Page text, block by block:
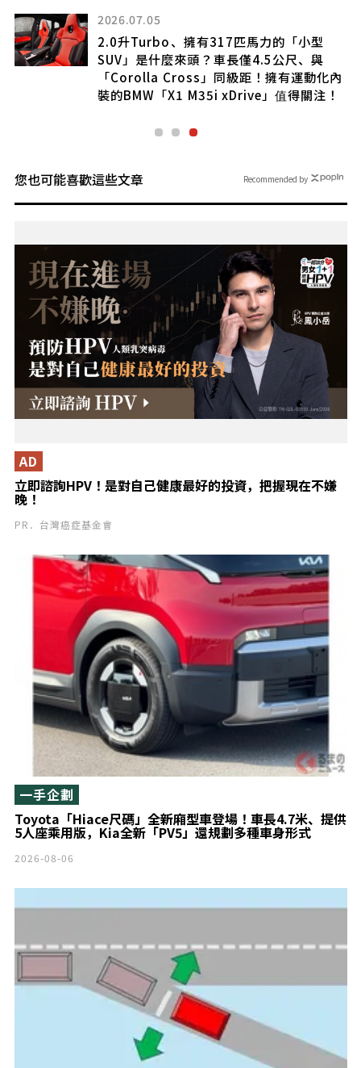
2026.07.05
2.0升Turbo、擁有317匹馬力的「小型
SUV」是什麼來頭？車長僅4.5公尺、與
「Corolla Cross」同級距！擁有運動化內
裝的BMW「X1 M35i xDrive」值得關注！
您也可能喜歡這些文章
立即諮詢HPV！是對自己健康最好的投資，把握現在不嫌
晚！
AD
PR．台灣癌症基金會
Toyota「Hiace尺碼」全新廂型車登場！車長4.7米、提供
5人座乘用版，Kia全新「PV5」還規劃多種車身形式
一手企劃
2026-08-06
Recommended by